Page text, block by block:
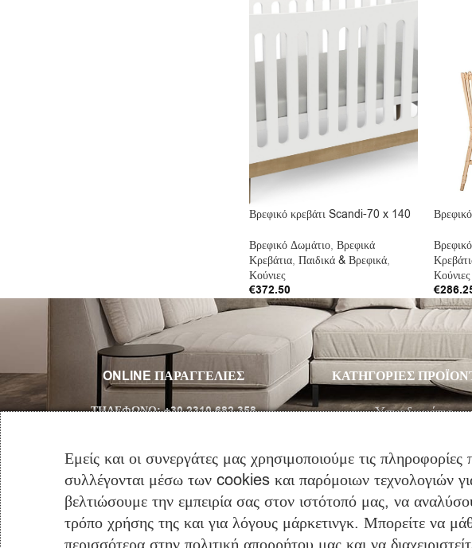
Βρεφικό κρεβάτι Scandi-70 x 140
Βρεφικό Δωμάτιο, Βρεφικά
Κρεβάτια, Παιδικά & Βρεφικά,
Κούνιες
€372.50
Προσθήκη Στο Καλάθι
Κούνιες
€
ONLINE ΠΑΡΑΓΓΕΛΙΕΣ
ΤΗΛΈΦΩΝΟ:+30 2310 682 358
ΤΗΛ/ΚΗ ΕΞΥΠΗΡΕΤΗΣΗ
ΔΕΥ-ΠΑΡ: 09:00 – 16:00
ΚΑΤΗΓΟΡΙΕΣ
Υπνοδωμάτιο
Παιδικό Δωμάτιο
Στρώματα
Προσφορές
Εμείς και οι συνεργάτες μας χρησιμοποιούμε τις πληροφορίες
συλλέγονται μέσω των cookies και παρόμοιων τεχνολογιών
βελτιώσουμε την εμπειρία σας στον ιστότοπό μας, να
τρόπο χρήσης της και για λόγους μάρκετινγκ. Μπορείτε να